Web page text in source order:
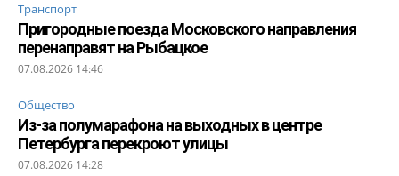
Транспорт
Пригородные поезда Московского направления
перенаправят на Рыбацкое
07.08.2026 14:46
Общество
Из-за полумарафона на выходных в центре
Петербурга перекроют улицы
07.08.2026 14:28